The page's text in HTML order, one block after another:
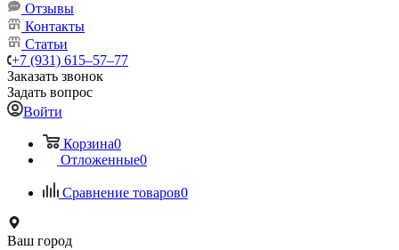
Отзывы
Контакты
Статьи
+7 (931) 615‒57‒77
Заказать звонок
Задать вопрос
Войти
Корзина0
Отложенные0
Сравнение товаров0
Ваш город